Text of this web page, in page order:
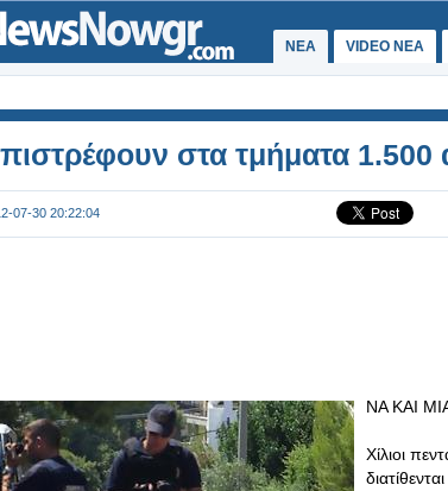
ΝΕΑ VIDEO NEA
στα τμήματα 1.500
07-30 20:22:04
ΝΑ ΚΑΙ
Χίλιοι